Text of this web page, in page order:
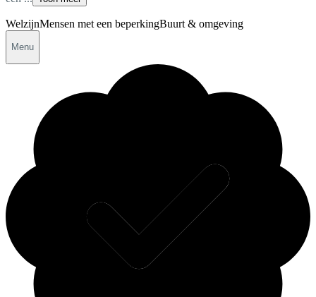
WelzijnMensen met een beperkingBuurt & omgeving
Menu